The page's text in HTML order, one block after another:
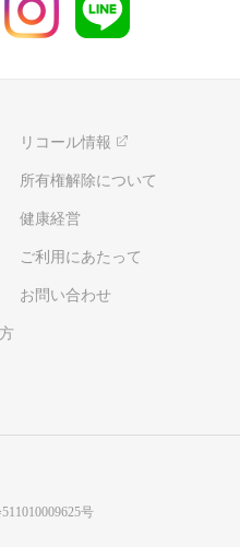
リコール情報
所有権解除について
健康経営
ご利用にあたって
お問い合わせ
号